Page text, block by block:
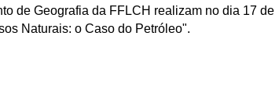
de Geografia da FFLCH realizam no dia 17 de
Naturais: o Caso do Petróleo".